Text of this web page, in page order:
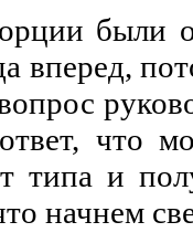
были
вперед,
что
типа и
начнем